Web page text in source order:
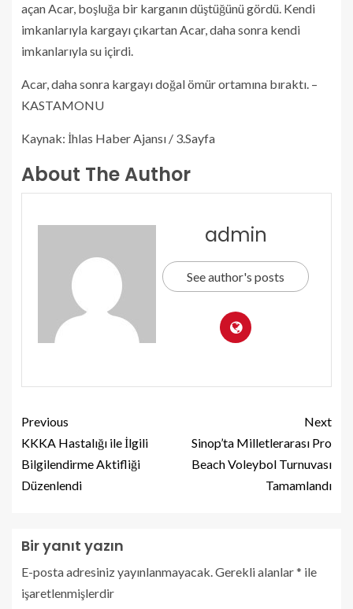
açan Acar, boşluğa bir karganın düştüğünü gördü. Kendi
imkanlarıyla kargayı çıkartan Acar, daha sonra kendi
imkanlarıyla su içirdi.
Acar, daha sonra kargayı doğal ömür ortamına bıraktı. –
KASTAMONU
Kaynak: İhlas Haber Ajansı / 3.Sayfa
About The Author
admin
See author's posts
Previous
KKKA Hastalığı ile İlgili
Bilgilendirme Aktifliği
Düzenlendi
Next
Sinop’ta Milletlerarası Pro
Beach Voleybol Turnuvası
Tamamlandı
Bir yanıt yazın
E-posta adresiniz yayınlanmayacak.Gerekli alanlar* ile
işaretlenmişlerdir